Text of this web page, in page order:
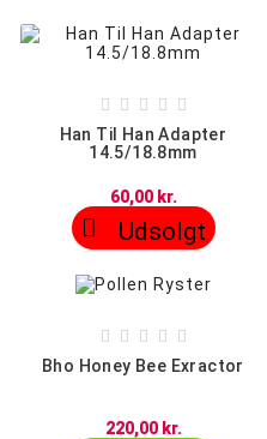
    
Han Til Han Adapter
14.5/18.8mm
60,00 kr.
 Udsolgt
    
Bho Honey Bee Exractor
220,00 kr.